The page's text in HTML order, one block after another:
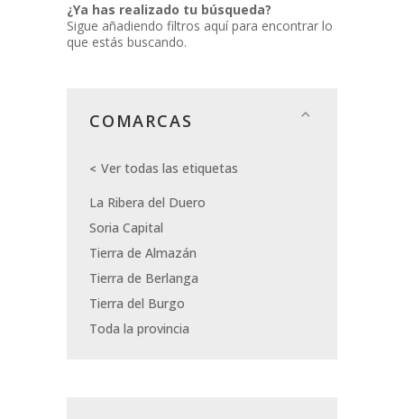
¿Ya has realizado tu búsqueda?
Sigue añadiendo filtros aquí para encontrar lo
que estás buscando.
COMARCAS
Ver todas las etiquetas
La Ribera del Duero
Soria Capital
Tierra de Almazán
Tierra de Berlanga
Tierra del Burgo
Toda la provincia